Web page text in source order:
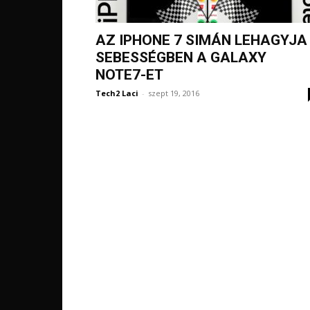
AZ IPHONE 7 SIMÁN LEHAGYJA
SEBESSÉGBEN A GALAXY
NOTE7-ET
Tech2 Laci - szept 19, 2016